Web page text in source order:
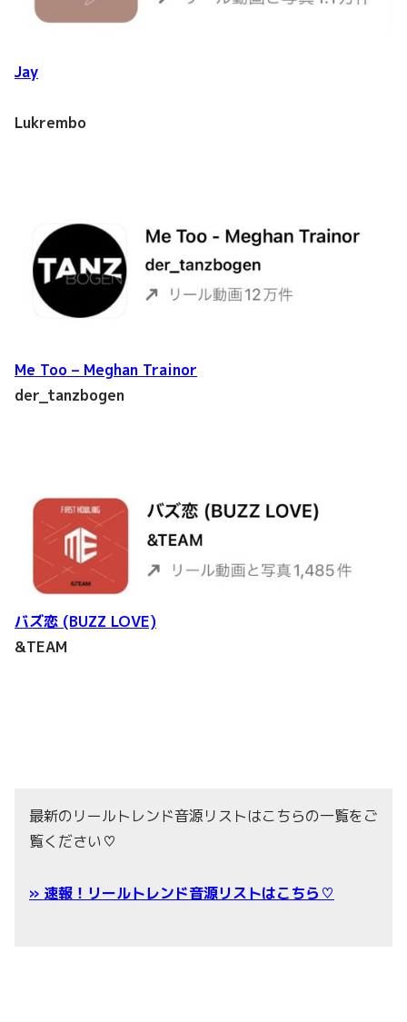
Jay
Lukrembo
Me Too – Meghan Trainor
der_tanzbogen
バズ恋 (BUZZ LOVE)
&TEAM
最新のリールトレンド音源リストはこちらの一覧をご
覧ください ♡
» 速報！リールトレンド音源リストはこちら♡